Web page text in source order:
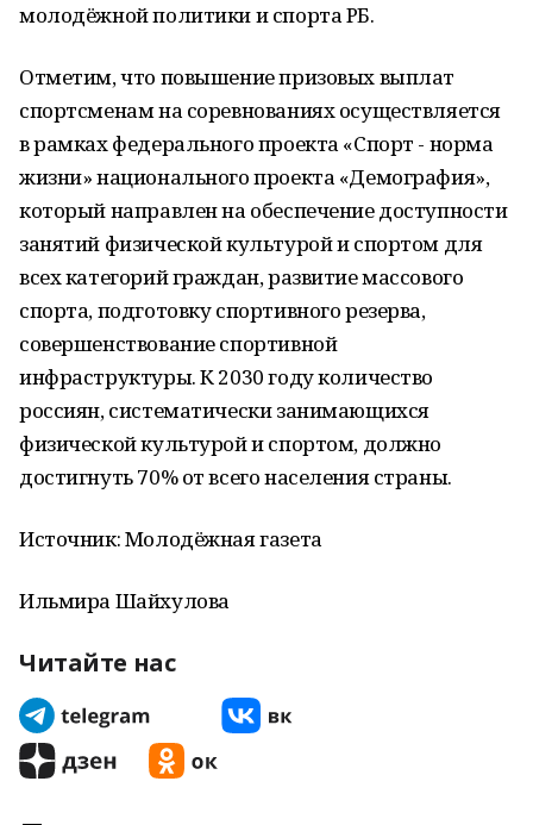
молодёжной политики и спорта РБ.
Отметим, что повышение призовых выплат
спортсменам на соревнованиях осуществляется
в рамках федерального проекта «Спорт - норма
жизни» национального проекта «Демография»,
который направлен на обеспечение доступности
занятий физической культурой и спортом для
всех категорий граждан, развитие массового
спорта, подготовку спортивного резерва,
совершенствование спортивной
инфраструктуры. К 2030 году количество
россиян, систематически занимающихся
физической культурой и спортом, должно
достигнуть 70% от всего населения страны.
Источник: Молодёжная газета
Ильмира Шайхулова
Читайте нас